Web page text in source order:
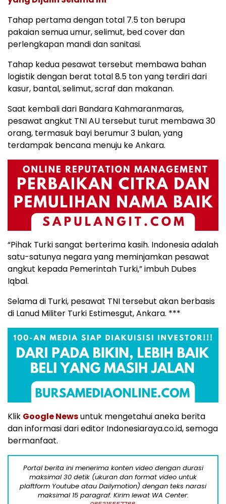
Tahap pertama dengan total 7.5 ton berupa
pakaian semua umur, selimut, bed cover dan
perlengkapan mandi dan sanitasi.
Tahap kedua pesawat tersebut membawa bahan
logistik dengan berat total 8.5 ton yang terdiri dari
kasur, bantal, selimut, scraf dan makanan.
Saat kembali dari Bandara Kahmaranmaras,
pesawat angkut TNI AU tersebut turut membawa 30
orang, termasuk bayi berumur 3 bulan, yang
terdampak bencana menuju ke Ankara.
“Pihak Turki sangat berterima kasih. Indonesia adalah
satu-satunya negara yang meminjamkan pesawat
angkut kepada Pemerintah Turki,” imbuh Dubes
Iqbal.
Selama di Turki, pesawat TNI tersebut akan berbasis
di Lanud Militer Turki Estimesgut, Ankara. ***
Klik Google Newsuntuk mengetahui aneka berita
dan informasi dari editor Indonesiaraya.co.id, semoga
bermanfaat.
Portal berita ini menerima konten video dengan durasi
maksimal 30 detik (ukuran dan format video untuk
plaftform Youtube atau Dailymotion) dengan teks narasi
maksimal 15 paragraf. Kirim lewat WA Center: